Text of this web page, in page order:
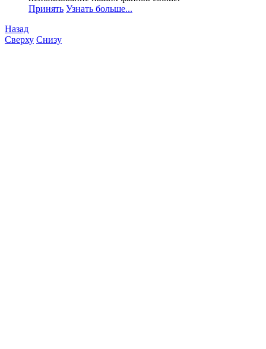
Принять Узнать больше...
Назад
Сверху Снизу